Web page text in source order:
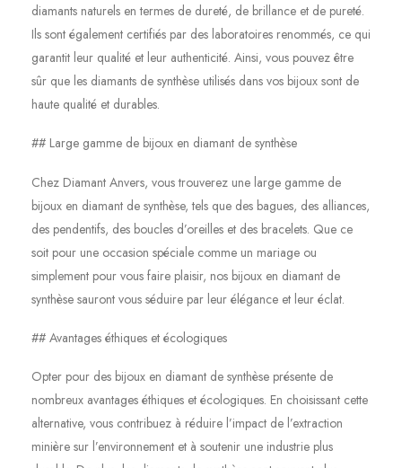
diamants naturels en termes de dureté, de brillance et de pureté.
Ils sont également certifiés par des laboratoires renommés, ce qui
garantit leur qualité et leur authenticité. Ainsi, vous pouvez être
sûr que les diamants de synthèse utilisés dans vos bijoux sont de
haute qualité et durables.
## Large gamme de bijoux en diamant de synthèse
Chez Diamant Anvers, vous trouverez une large gamme de
bijoux en diamant de synthèse, tels que des bagues, des alliances,
des pendentifs, des boucles d’oreilles et des bracelets. Que ce
soit pour une occasion spéciale comme un mariage ou
simplement pour vous faire plaisir, nos bijoux en diamant de
synthèse sauront vous séduire par leur élégance et leur éclat.
## Avantages éthiques et écologiques
Opter pour des bijoux en diamant de synthèse présente de
nombreux avantages éthiques et écologiques. En choisissant cette
alternative, vous contribuez à réduire l’impact de l’extraction
minière sur l’environnement et à soutenir une industrie plus